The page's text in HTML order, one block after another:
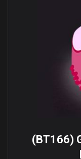
(BT166)